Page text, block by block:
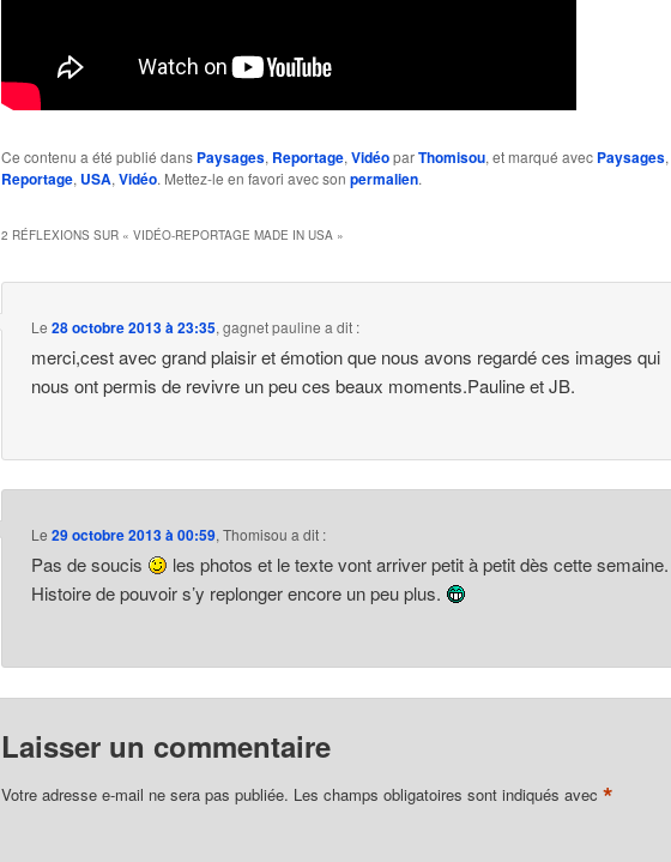
Ce contenu a été publié dans Paysages, Reportage, VidéoparThomisou, et marqué avec Paysages,
Reportage, USA, Vidéo. Mettez-le en favori avec son permalien.
2 RÉFLEXIONS SUR « VIDÉO-REPORTAGE MADE IN USA »
Le28 octobre 2013 à 23:35,gagnet pauline a dit :
merci,cest avec grand plaisir et émotion que nous avons regardé ces images qui
nous ont permis de revivre un peu ces beaux moments.Pauline et JB.
Le29 octobre 2013 à 00:59,Thomisou a dit :
Pas de soucis
les photos et le texte vont arriver petit à petit dès cette semaine.
Histoire de pouvoir s’y replonger encore un peu plus.
Laisser un commentaire
Votre adresse e-mail ne sera pas publiée. Les champs obligatoires sont indiqués avec *